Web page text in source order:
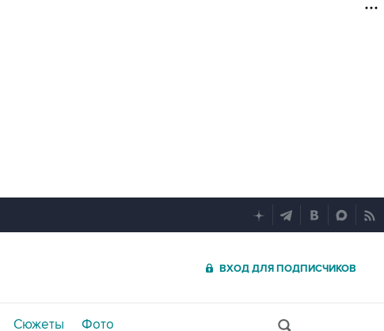
ВХОД ДЛЯ ПОДПИСЧИКОВ
Сюжеты Фото